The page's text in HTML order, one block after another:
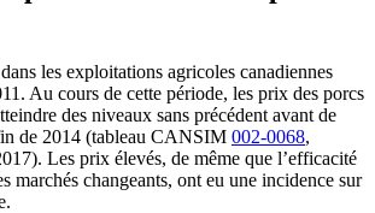
les exploitations agricoles canadiennes
Au cours de cette période, les prix des porcs
des niveaux sans précédent avant de
de 2014 (tableau CANSIM 002-0068,
Les prix élevés, de même que l’efficacité
marchés changeants, ont eu une incidence sur